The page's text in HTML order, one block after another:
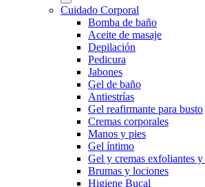
Cuidado Corporal
Bomba de baño
Aceite de masaje
Depilación
Pedicura
Jabones
Gel de baño
Antiestrías
Gel reafirmante para busto
Cremas corporales
Manos y pies
Gel íntimo
Gel y cremas exfoliantes
Brumas y lociones
Higiene Bucal